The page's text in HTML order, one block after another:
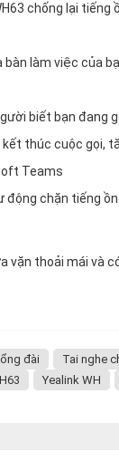
chống lại tiếng
làm việc của
biết bạn đang
thúc cuộc gọi,
Teams
chặn tiếng
vặn thoải mái và
đài Tai nghe
Yealink WH